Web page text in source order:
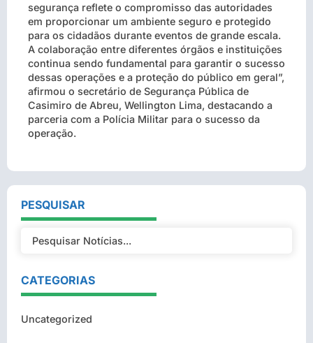
segurança reflete o compromisso das autoridades
em proporcionar um ambiente seguro e protegido
para os cidadãos durante eventos de grande escala.
A colaboração entre diferentes órgãos e instituições
continua sendo fundamental para garantir o sucesso
dessas operações e a proteção do público em geral”,
afirmou o secretário de Segurança Pública de
Casimiro de Abreu, Wellington Lima, destacando a
parceria com a Polícia Militar para o sucesso da
operação.
PESQUISAR
CATEGORIAS
Uncategorized